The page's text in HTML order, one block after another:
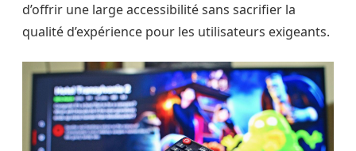
d’offrir une large accessibilité sans sacrifier la
qualité d’expérience pour les utilisateurs exigeants.